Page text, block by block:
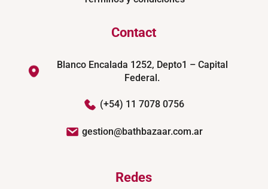
Contact
Blanco Encalada 1252, Depto1 – Capital
Federal.
(+54) 11 7078 0756
gestion@bathbazaar.com.ar
Redes